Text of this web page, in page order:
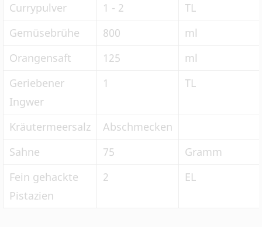
Currypulver
1 - 2
TL
Gemüsebrühe
800
ml
Orangensaft
125
ml
Geriebener
Ingwer
1 TL
Kräutermeersalz
Abschmecken
Sahne
75
Gramm
Fein gehackte
Pistazien
2 EL